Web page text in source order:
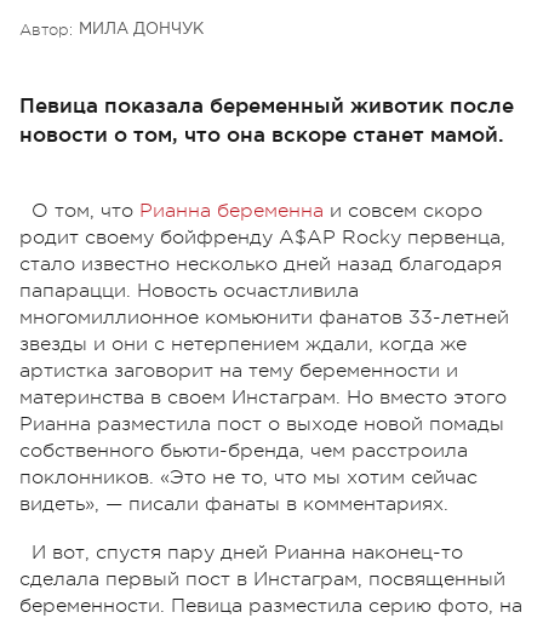
Автор: МИЛА ДОНЧУК
Певица показала беременный животик после
новости о том, что она вскоре станет мамой.
О том, что Рианна беременна и совсем скоро
родит своему бойфренду A$AP Rocky первенца,
стало известно несколько дней назад благодаря
папарацци. Новость осчастливила
многомиллионное комьюнити фанатов 33-летней
звезды и они с нетерпением ждали, когда же
артистка заговорит на тему беременности и
материнства в своем Инстаграм. Но вместо этого
Рианна разместила пост о выходе новой помады
собственного бьюти-бренда, чем расстроила
поклонников. «Это не то, что мы хотим сейчас
видеть», — писали фанаты в комментариях.
И вот, спустя пару дней Рианна наконец-то
сделала первый пост в Инстаграм, посвященный
беременности. Певица разместила серию фото, на